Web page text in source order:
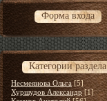
Форма входа
Категории раздела
Несмеянова Ольга [5]
Хуршудов Александр [1]